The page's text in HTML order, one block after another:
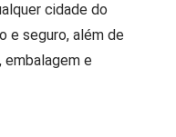
cidade do
e seguro, além de
e